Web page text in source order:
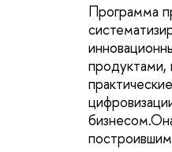
Программа
продуктами,